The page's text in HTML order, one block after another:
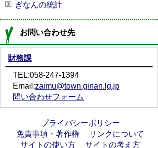
ぎなんの統計
お問い合わせ先
財務課
TEL:058-247-1394
Email:zaimu@town.ginan.lg.jp
問い合わせフォーム
プライバシーポリシー
免責事項・著作権
リンクについて
サイトの使い方
サイトの考え方